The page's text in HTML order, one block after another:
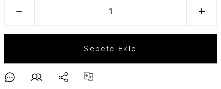
Sepete Ekle